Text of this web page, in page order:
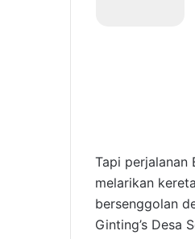
Tapi perjalanan
melarikan
bersenggolan
Ginting’s Desa